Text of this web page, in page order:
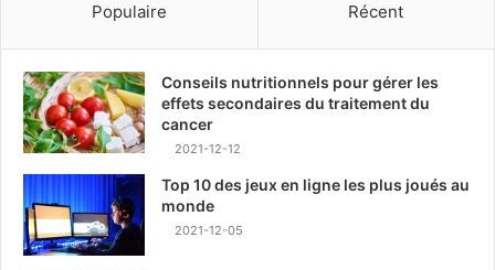
Populaire Récent
Conseils nutritionnels pour gérer les
effets secondaires du traitement du
cancer
2021-12-12
Top 10 des jeux en ligne les plus joués au
monde
2021-12-05